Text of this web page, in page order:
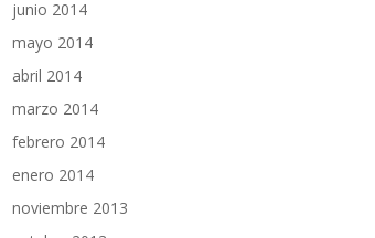
junio 2014
mayo 2014
abril 2014
marzo 2014
febrero 2014
enero 2014
noviembre 2013